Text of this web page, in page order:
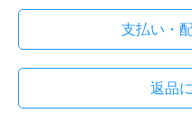
支払い・
返品